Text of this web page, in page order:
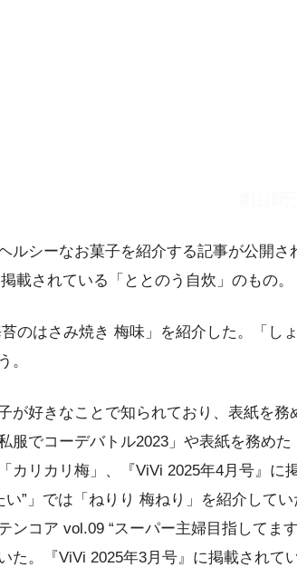
ルシーなお菓子を紹介する記事が公開さ
載されている「ととのう自炊」のもの。
のはさみ焼き 梅味」を紹介した。「し
。
が好きなことで知られており、表紙を務
服でコーデバトル2023」や表紙を務め
カリカリ梅」、『ViVi 2025年4月号』に
”」では「ねりり 梅ねり」を紹介してい
ンコア vol.09 “スーパー主婦目指してま
た。『ViVi 2025年3月号』に掲載されて